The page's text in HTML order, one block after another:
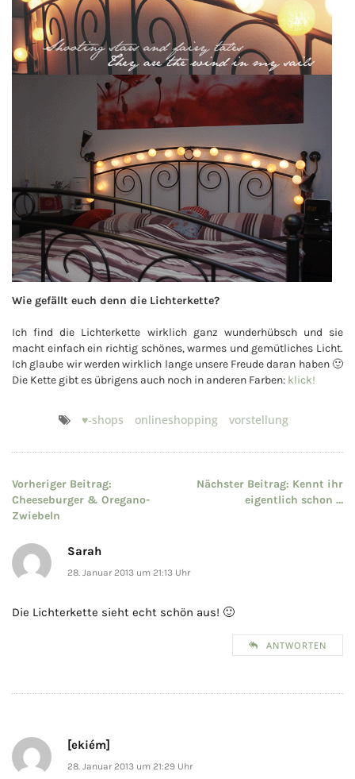
Wie gefällt euch denn die Lichterkette?
Ich find die Lichterkette wirklich ganz wunderhübsch und sie
macht einfach ein richtig schönes, warmes und gemütliches Licht.
Ich glaube wir werden wirklich lange unsere Freude daran haben 🙂
Die Kette gibt es übrigens auch noch in anderen Farben: klick!
♥-shops onlineshopping vorstellung
Beitragsnavigation
Vorheriger Beitrag:
Cheeseburger & Oregano-
Zwiebeln
Nächster Beitrag: Kennt ihr
eigentlich schon …
Sarah
28. Januar 2013 um 21:13 Uhr
Die Lichterkette sieht echt schön aus! 🙂
ANTWORTEN
[ekiém]
28. Januar 2013 um 21:29 Uhr